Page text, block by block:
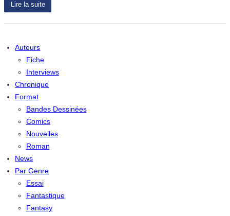
Lire la suite
Auteurs
Fiche
Interviews
Chronique
Format
Bandes Dessinées
Comics
Nouvelles
Roman
News
Par Genre
Essai
Fantastique
Fantasy